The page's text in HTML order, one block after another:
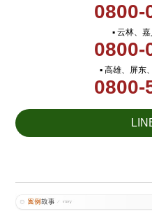
0800-
▪ 云林、
0800-
▪ 高雄、屏东
0800-